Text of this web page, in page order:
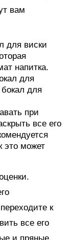
вам
для виски
напитка.
для
для
при
все его
это может
к
все его